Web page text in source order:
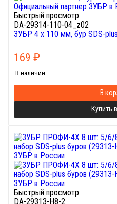
Быстрый просмотр
DA-29314-110-04_z02
ЗУБР 4 x 110 мм, бур SDS-
169 ₽
В наличии
В
Купить
Быстрый просмотр
DA-29313-H8-2